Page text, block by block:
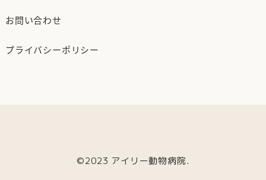
お問い合わせ
プライバシーポリシー
©2023 アイリー動物病院.